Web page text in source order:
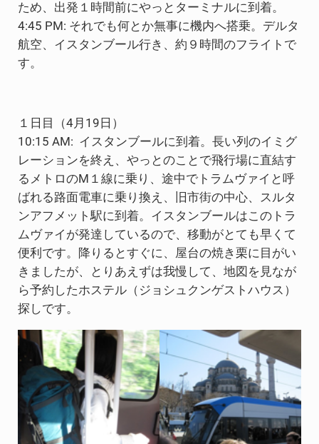
ため、出発１時間前にやっとターミナルに到着。
4:45 PM: それでも何とか無事に機内へ搭乗。デルタ
航空、イスタンブール行き、約９時間のフライトで
す。
１日目（4月19日）
10:15 AM: イスタンブールに到着。長い列のイミグ
レーションを終え、やっとのことで飛行場に直結す
るメトロのM１線に乗り、途中でトラムヴァイと呼
ばれる路面電車に乗り換え、旧市街の中心、スルタ
ンアフメット駅に到着。イスタンブールはこのトラ
ムヴァイが発達しているので、移動がとても早くて
便利です。降りるとすぐに、屋台の焼き栗に目がい
きましたが、とりあえずは我慢して、地図を見なが
ら予約したホステル（ジョシュクンゲストハウス）
探しです。